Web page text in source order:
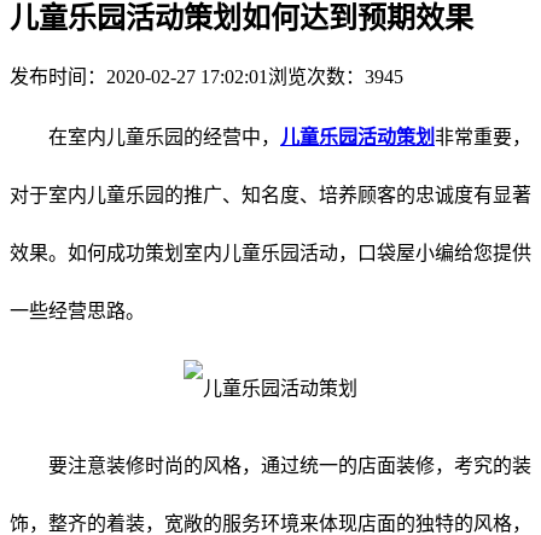
儿童乐园活动策划如何达到预期效果
发布时间： 2020-02-27 17:02:01 浏览次数：3945
在室内儿童乐园的经营中， 儿童乐园活动策划非常重要，
对于室内儿童乐园的推广、知名度、培养顾客的忠诚度有显著
效果。如何成功策划室内儿童乐园活动，口袋屋小编给您提供
一些经营思路。
要注意装修时尚的风格，通过统一的店面装修，考究的装
饰，整齐的着装，宽敞的服务环境来体现店面的独特的风格，